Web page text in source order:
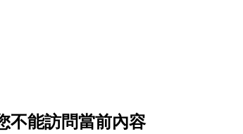
不能訪問當前內容